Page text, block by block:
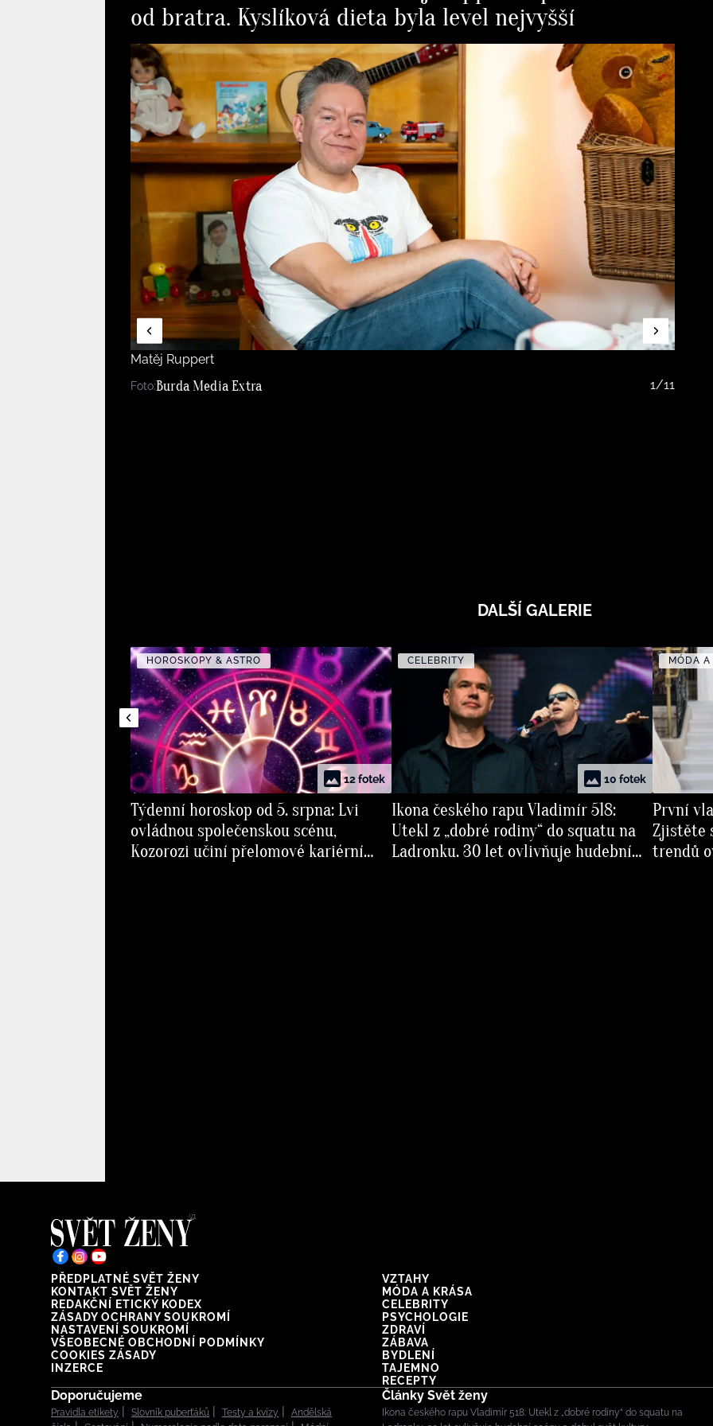
od bratra. Kyslíková dieta byla level nejvyšší
Matěj Ruppert
Foto:Burda Media Extra 1/11
DALŠÍ GALERIE
HOROSKOPY & ASTRO
12 fotek
Týdenní horoskop od 5. srpna: Lvi
ovládnou společenskou scénu,
Kozorozi učiní přelomové kariérní
CELEBRITY
10 fotek
Ikona českého rapu Vladimír 518:
Utekl z „dobré rodiny“ do squatu na
Ladronku. 30 let ovlivňuje hudební
MÓDA A
První
Zjistěte
trendů
PŘEDPLATNÉ SVĚT ŽENY
KONTAKT SVĚT ŽENY
REDAKČNÍ ETICKÝ KODEX
ZÁSADY OCHRANY SOUKROMÍ
NASTAVENÍ SOUKROMÍ
VŠEOBECNÉ OBCHODNÍ PODMÍNKY
COOKIES ZÁSADY
INZERCE
VZTAHY
MÓDA A KRÁSA
CELEBRITY
PSYCHOLOGIE
ZDRAVÍ
ZÁBAVA
BYDLENÍ
TAJEMNO
RECEPTY
Doporučujeme
Pravidla etikety Slovník puberťáků Testy a kvízy
Andělská
Články Svět ženy
Ikona českého rapu Vladimír 518: Utekl z „dobré rodiny“ do squatu na